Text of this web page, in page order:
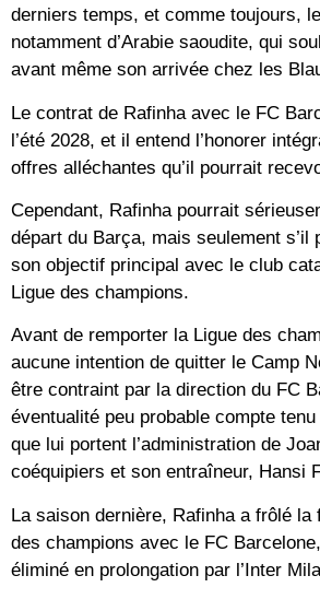
derniers temps, et comme toujours,
notamment d’Arabie saoudite, qui
avant même son arrivée chez les
Le contrat de Rafinha avec le FC
l’été 2028, et il entend l’honorer
offres alléchantes qu’il pourrait
Cependant, Rafinha pourrait
départ du Barça, mais seulement s’il
son objectif principal avec le club
Ligue des champions.
Avant de remporter la Ligue des
aucune intention de quitter le Camp
être contraint par la direction du FC
éventualité peu probable compte
que lui portent l’administration de
coéquipiers et son entraîneur, Hansi
La saison dernière, Rafinha a frôlé la
des champions avec le FC
éliminé en prolongation par l’Inter